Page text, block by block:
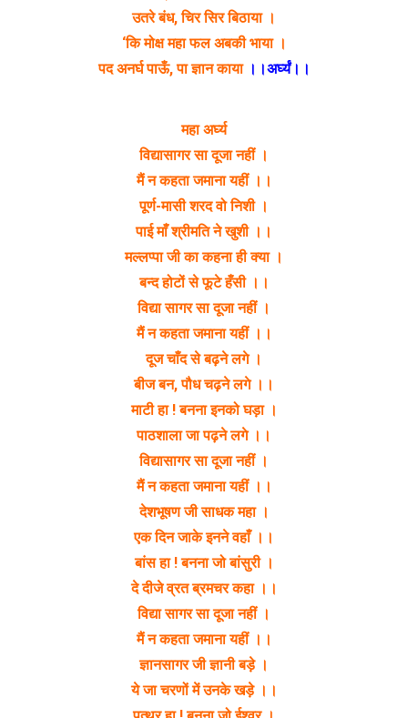
उतरे बंध, चिर सिर बिठाया ।
‘कि मोक्ष महा फल अबकी भाया ।
पद अनर्घ पाऊँ, पा ज्ञान काया ।।अर्घ्यं।।
महा अर्घ्य
विद्यासागर सा दूजा नहीं ।
मैं न कहता जमाना यहीं ।।
पूर्ण-मासी शरद वो निशी ।
पाई माँ श्रीमति ने खुशी ।।
मल्लप्पा जी का कहना ही क्या ।
बन्द होटों से फूटे हँसी ।।
विद्या सागर सा दूजा नहीं ।
मैं न कहता जमाना यहीं ।।
दूज चाँद से बढ़ने लगे ।
बीज बन, पौध चढ़ने लगे ।।
माटी हा ! बनना इनको घड़ा ।
पाठशाला जा पढ़ने लगे ।।
विद्यासागर सा दूजा नहीं ।
मैं न कहता जमाना यहीं ।।
देशभूषण जी साधक महा ।
एक दिन जाके इनने वहाँ ।।
बांस हा ! बनना जो बांसुरी ।
दे दीजे व्रत ब्रमचर कहा ।।
विद्या सागर सा दूजा नहीं ।
मैं न कहता जमाना यहीं ।।
ज्ञानसागर जी ज्ञानी बड़े ।
ये जा चरणों में उनके खड़े ।।